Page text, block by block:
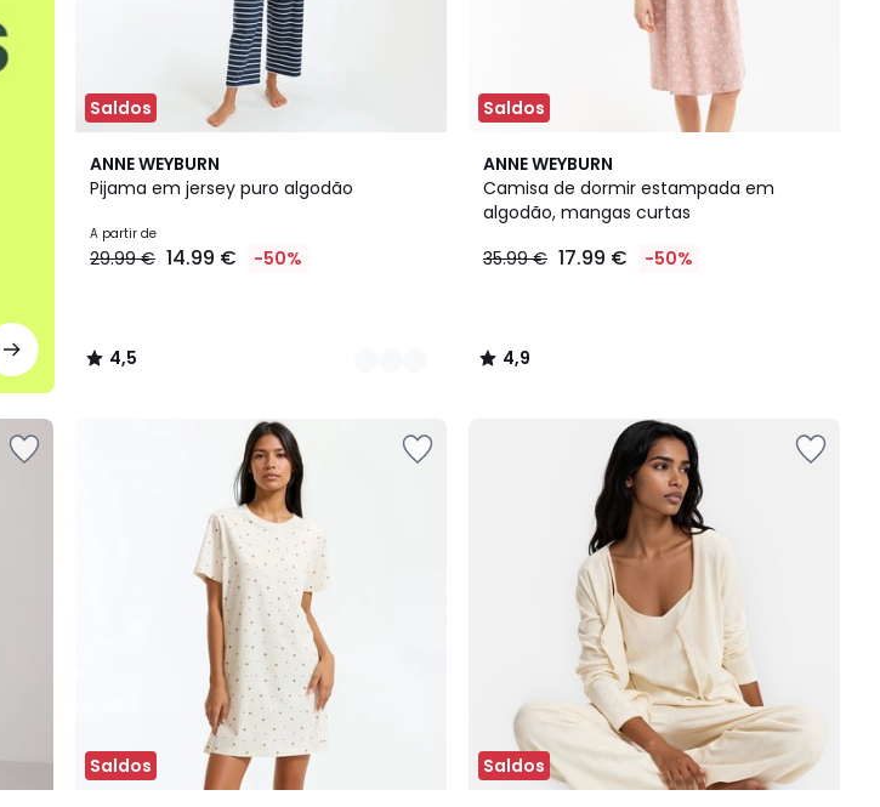
Saldos
ANNE WEYBURN
Pijama em jersey puro algodão
A partir de
29.99 € 14.99 € -50%
4,5
/ 5
3
Cores
4,5
/
Saldos
ANNE WEYBURN
Camisa de dormir estampada em
algodão, mangas curtas
35.99 € 17.99 € -50%
4,9
/ 5
4,9
/
Saldos Saldos